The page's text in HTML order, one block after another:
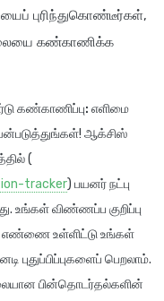
புரிந்துகொண்டீர்கள்,
கண்காணிக்க
கண்காணிப்பு: எளிமை
ஆக்சிஸ்
(
tracker) பயனர் நட்பு
உங்கள் விண்ணப்ப குறிப்பு
எண்ணை உள்ளிட்டு உங்கள்
பெறலாம்.
பின்தொடர்தல்களின்